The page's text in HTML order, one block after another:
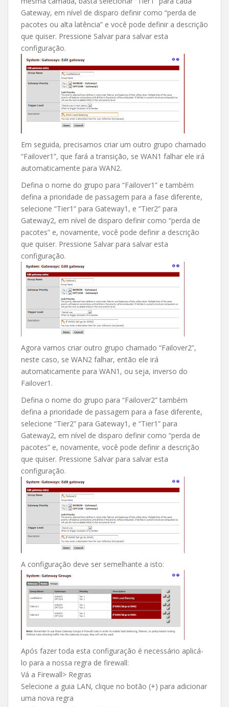
Gateway, em nível de disparo definir como “perda de
pacotes ou alta latência” e você pode definir a descrição
que quiser. Pressione Salvar para salvar esta
configuração.
Em seguida, precisamos criar um outro grupo chamado
“Failover1”, que fará a transição, se WAN1 falhar ele irá
automaticamente para WAN2.
Defina o nome do grupo para “Failover1” e também
defina a prioridade de passagem para a fase diferente,
selecione “Tier1” para Gateway1, e “Tier2” para
Gateway2, em nível de disparo definir como “perda de
pacotes” e, novamente, você pode definir a descrição
que quiser. Pressione Salvar para salvar esta
configuração.
Agora vamos criar outro grupo chamado “Failover2”,
neste caso, se WAN2 falhar, então ele irá
automaticamente para WAN1, ou seja, inverso do
Failover1.
Defina o nome do grupo para “Failover2” também
defina a prioridade de passagem para a fase diferente,
selecione “Tier2” para Gateway1, e “Tier1” para
Gateway2, em nível de disparo definir como “perda de
pacotes” e, novamente, você pode definir a descrição
que quiser. Pressione Salvar para salvar esta
configuração.
A configuração deve ser semelhante a isto:
Após fazer toda esta configuração é necessário aplicá-
lo para a nossa regra de firewall:
Vá a Firewall> Regras
Selecione a guia LAN, clique no botão (+) para adicionar
uma nova regra